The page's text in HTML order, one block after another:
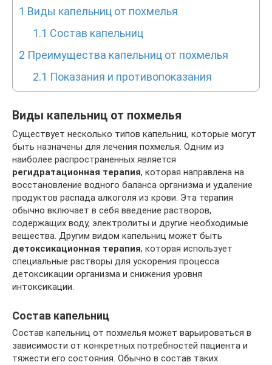
1 Виды капельниц от похмелья
1.1 Состав капельниц
2 Преимущества капельниц от похмелья
2.1 Показания и противопоказания
Виды капельниц от похмелья
Существует несколько типов капельниц, которые могут
быть назначены для лечения похмелья. Одним из
наиболее распространенных является
регидратационная терапия, которая направлена на
восстановление водного баланса организма и удаление
продуктов распада алкоголя из крови. Эта терапия
обычно включает в себя введение растворов,
содержащих воду, электролиты и другие необходимые
вещества. Другим видом капельниц может быть
детоксикационная терапия, которая использует
специальные растворы для ускорения процесса
детоксикации организма и снижения уровня
интоксикации.
Состав капельниц
Состав капельниц от похмелья может варьироваться в
зависимости от конкретных потребностей пациента и
тяжести его состояния. Обычно в состав таких